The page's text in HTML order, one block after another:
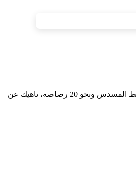
وذكرت مصادرنا أن المحجوزات جرى العثور عليها خلال قيام العناصر الجمركية والأمنية بمهامها الروتينية، حيث أخضعت سيارة المعني بالأمر لتفتيش دقيق مكنها من ضبط المسدس ونحو 20 رصاصة، ناهيك عن